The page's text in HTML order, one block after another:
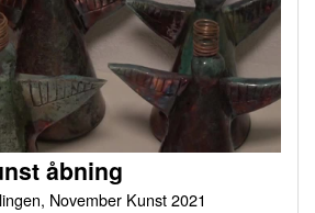
åbning
November Kunst 2021